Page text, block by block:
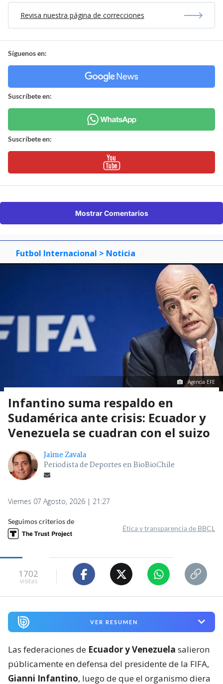
Revisa nuestra página de correcciones
Síguenos en:
Suscríbete en:
Suscríbete en:
Mostrar Comentarios
Futbol Internacional > Noticia
Agencia EFE
Infantino suma respaldo en
Sudamérica ante crisis: Ecuador y
Venezuela se cuadran con el suizo
Jaime Zavala
Periodista de Deportes en BioBioChile
Viernes 07 Agosto, 2026 | 21:27
Seguimos criterios de
Ética y transparencia de BBCL
1702
visitas
VER RESUMEN
Las federaciones de Ecuador y Venezuela salieron
públicamente en defensa del presidente de la FIFA,
Gianni Infantino, luego de que el organismo diera